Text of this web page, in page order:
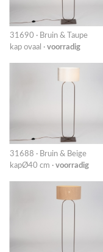
31690 · Bruin & Taupe
kap ovaal · voorradig
31688 · Bruin & Beige
kapØ40 cm · voorradig